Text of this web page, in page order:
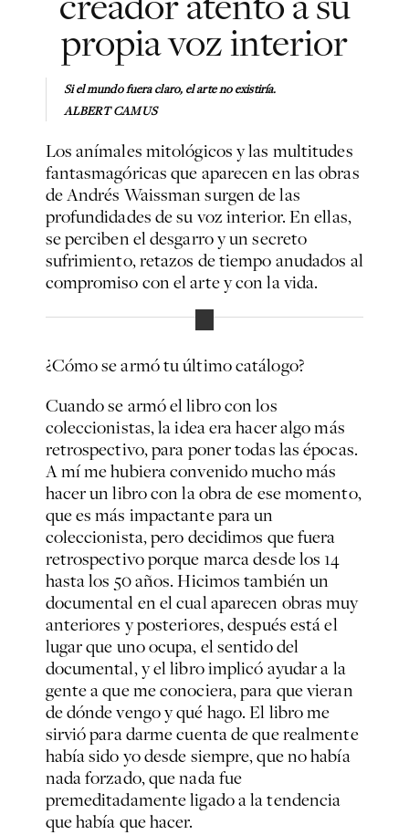
propia voz interior
Si el mundo fuera claro, el arte no existiría.
ALBERT CAMUS
Los anímales mitológicos y las multitudes
fantasmagóricas que aparecen en las obras
de Andrés Waissman surgen de las
profundidades de su voz interior. En ellas,
se perciben el desgarro y un secreto
sufrimiento, retazos de tiempo anudados al
compromiso con el arte y con la vida.
¿Cómo se armó tu último catálogo?
Cuando se armó el libro con los
coleccionistas, la idea era hacer algo más
retrospectivo, para poner todas las épocas.
A mí me hubiera convenido mucho más
hacer un libro con la obra de ese momento,
que es más impactante para un
coleccionista, pero decidimos que fuera
retrospectivo porque marca desde los 14
hasta los 50 años. Hicimos también un
documental en el cual aparecen obras muy
anteriores y posteriores, después está el
lugar que uno ocupa, el sentido del
documental, y el libro implicó ayudar a la
gente a que me conociera, para que vieran
de dónde vengo y qué hago. El libro me
sirvió para darme cuenta de que realmente
había sido yo desde siempre, que no había
nada forzado, que nada fue
premeditadamente ligado a la tendencia
que había que hacer.